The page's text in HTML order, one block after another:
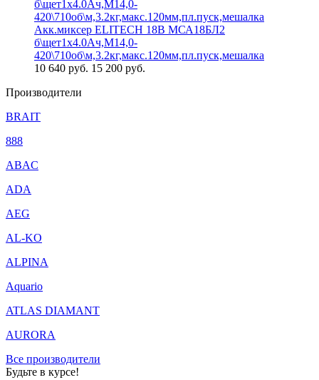
Акк.миксер ELITECH 18В МСА18БЛ2
б\щет1х4.0Ач,М14,0-
420\710об\м,3.2кг,макс.120мм,пл.пуск,мешалка
10 640 руб. 15 200 руб.
Производители
BRAIT
888
ABAC
ADA
AEG
AL-KO
ALPINA
Aquario
ATLAS DIAMANT
AURORA
Все производители
Будьте в курсе!